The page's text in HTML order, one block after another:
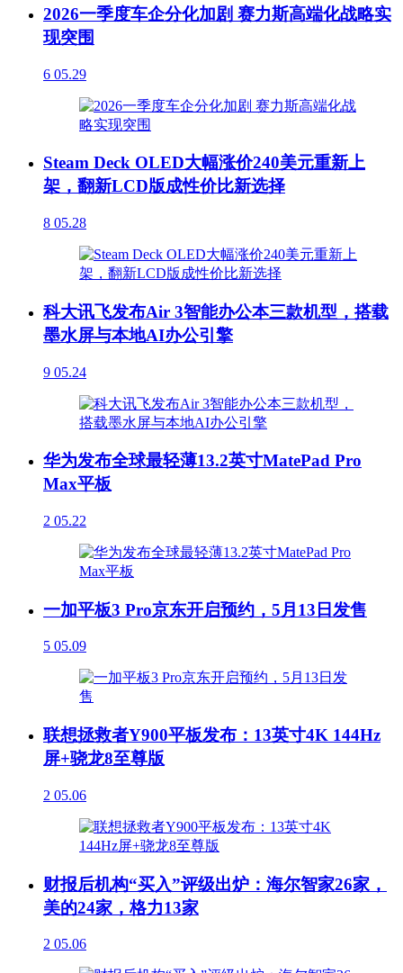
2026一季度车企分化加剧 赛力斯高端化战略实
现突围
6 05.29
Steam Deck OLED大幅涨价240美元重新上
架，翻新LCD版成性价比新选择
8 05.28
科大讯飞发布Air 3智能办公本三款机型，搭载
墨水屏与本地AI办公引擎
9 05.24
华为发布全球最轻薄13.2英寸MatePad Pro
Max平板
2 05.22
一加平板3 Pro京东开启预约，5月13日发售
5 05.09
联想拯救者Y900平板发布：13英寸4K 144Hz
屏+骁龙8至尊版
2 05.06
财报后机构“买入”评级出炉：海尔智家26家，
美的24家，格力13家
2 05.06